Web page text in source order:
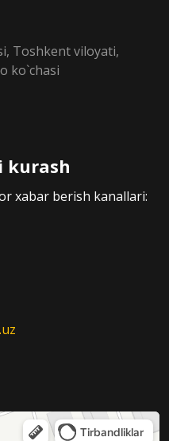
Toshkent viloyati,
ko`chasi
kurash
xabar berish kanallari: